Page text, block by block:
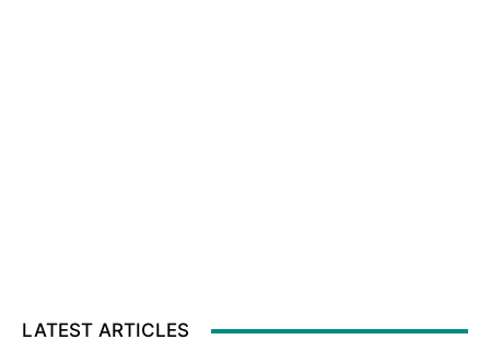
LATEST ARTICLES